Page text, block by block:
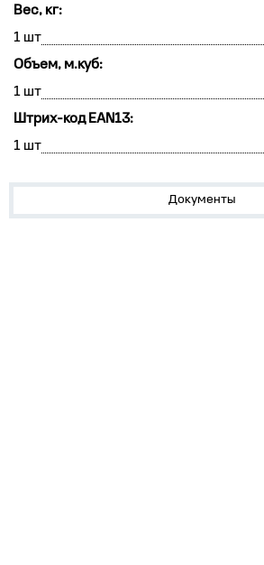
Вес, кг:
1 шт
Объем, м.куб:
1 шт
Штрих-код EAN13:
1 шт
Документы